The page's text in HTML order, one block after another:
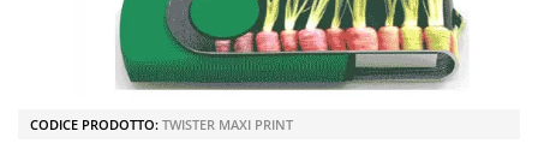
CODICE PRODOTTO: TWISTER MAXI PRINT